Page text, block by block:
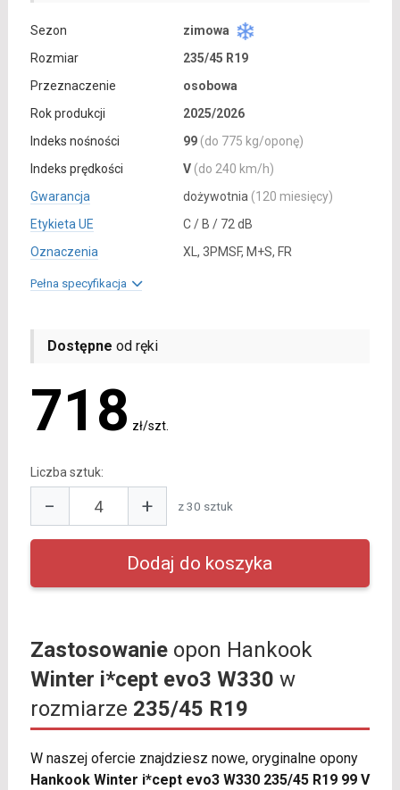
Sezon
zimowa
Rozmiar
235/45 R19
Przeznaczenie
osobowa
Rok produkcji
2025/2026
Indeks nośności
99 (do 775 kg/oponę)
Indeks prędkości
V (do 240 km/h)
Gwarancja
dożywotnia (120 miesięcy)
Etykieta UE
C / B / 72 dB
Oznaczenia
XL, 3PMSF, M+S, FR
Pełna specyfikacja
Dostępne od ręki
718 zł/szt.
Liczba sztuk:
− + z 30 sztuk
Zastosowanieopon Hankook
Winter i*cept evo3 W330 w
rozmiarze 235/45 R19
W naszej ofercie znajdziesz nowe, oryginalne opony
Hankook Winter i*cept evo3 W330 235/45 R19 99 V